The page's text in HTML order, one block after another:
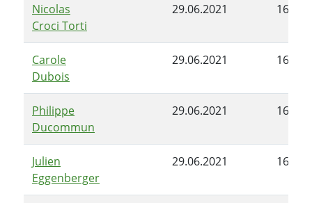
Nicolas
Croci Torti
29.06.2021
Carole
Dubois
29.06.2021
Philippe
Ducommun
29.06.2021
Julien
Eggenberger
29.06.2021